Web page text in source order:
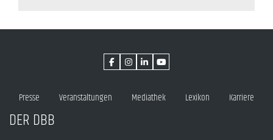
Presse Veranstaltungen Mediathek Lexikon Karriere
DER DBB